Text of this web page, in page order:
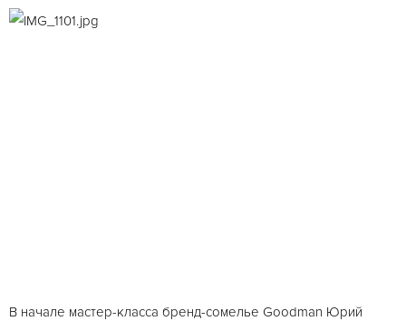
В начале мастер-класса бренд-сомелье Goodman Юрий